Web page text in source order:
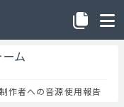
ム
作者への音源使用報告